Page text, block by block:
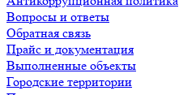
Вопросы и ответы
Обратная связь
Прайс и документация
Выполненные объекты
Городские территории